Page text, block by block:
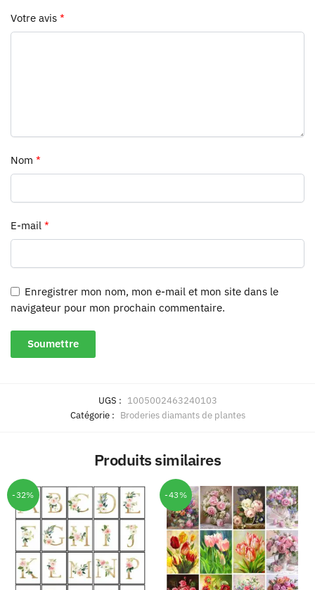
Votre avis *
Nom *
E-mail *
Enregistrer mon nom, mon e-mail et mon site dans le
navigateur pour mon prochain commentaire.
UGS : 1005002463240103
Catégorie : Broderies diamants de plantes
Produits similaires
-32% -43%